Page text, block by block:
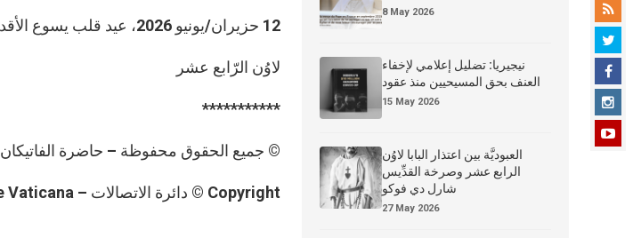
12 حزيران/يونيو 2026، عيد قلب يسوع الأقدس.
لاوُن الرّابع عشر
***********
© جميع الحقوق محفوظة – حاضرة الفاتيكان 2026
Copyright © دائرة الاتصالات – Libreria Editrice Vaticana
8 May 2026
نيجيريا: تضليل إعلامي لإخفاء
العنف بحق المسيحيين منذ عقود
15 May 2026
العبوديَّة بين اعتذار البابا لاوُن
الرابع عشر وصرخة القدِّيس
شارل دي فوكو
27 May 2026